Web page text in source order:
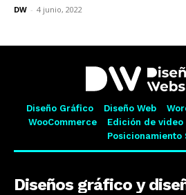
DW - 4 junio, 2022
Diseño Gráfico Diseño Web
WooCommerce
Edición de video
Posicionamiento
Diseños gráfico y